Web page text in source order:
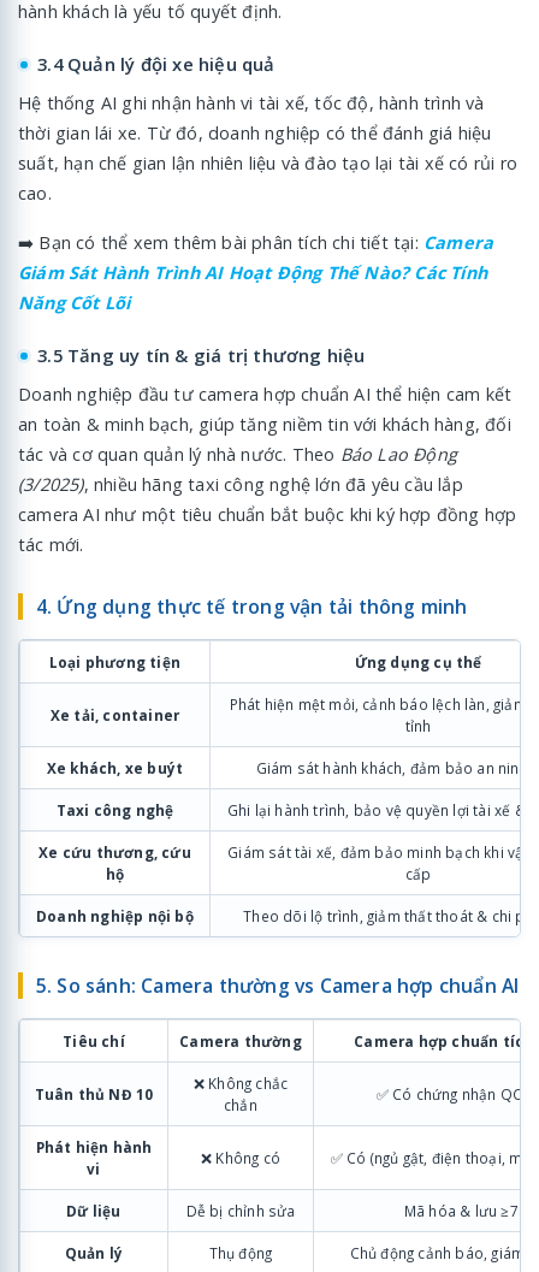
hành khách là yếu tố quyết định.
3.4 Quản lý đội xe hiệu quả
Hệ thống AI ghi nhận hành vi tài xế, tốc độ, hành trình và
thời gian lái xe. Từ đó, doanh nghiệp có thể đánh giá hiệu
suất, hạn chế gian lận nhiên liệu và đào tạo lại tài xế có rủi ro
cao.
➡️ Bạn có thể xem thêm bài phân tích chi tiết tại: Camera
Giám Sát Hành Trình AI Hoạt Động Thế Nào? Các Tính
Năng Cốt Lõi
3.5 Tăng uy tín & giá trị thương hiệu
Doanh nghiệp đầu tư camera hợp chuẩn AI thể hiện cam kết
an toàn & minh bạch, giúp tăng niềm tin với khách hàng, đối
tác và cơ quan quản lý nhà nước. Theo Báo Lao Động
(3/2025), nhiều hãng taxi công nghệ lớn đã yêu cầu lắp
camera AI như một tiêu chuẩn bắt buộc khi ký hợp đồng hợp
tác mới.
4. Ứng dụng thực tế trong vận tải thông minh
Loại phương tiện Ứng dụng cụ thể
Xe tải, container
Phát hiện mệt mỏi, cảnh báo lệch làn, giảm
tỉnh
Xe khách, xe buýt Giám sát hành khách, đảm bảo an ninh
Taxi công nghệ Ghi lại hành trình, bảo vệ quyền lợi tài xế &
Xe cứu thương, cứu
hộ
Giám sát tài xế, đảm bảo minh bạch khi vận
cấp
Doanh nghiệp nội bộ Theo dõi lộ trình, giảm thất thoát & chi
5. So sánh: Camera thường vs Camera hợp chuẩn AI
Tiêu chí Camera thường Camera hợp chuẩn tích
Tuân thủ NĐ 10
❌ Không chắc
chắn
✅ Có chứng nhận
Phát hiện hành
vi
❌ Không có ✅ Có (ngủ gật, điện thoại,
Dữ liệu Dễ bị chỉnh sửa Mã hóa & lưu ≥72h
Quản lý Thụ động Chủ động cảnh báo, giám